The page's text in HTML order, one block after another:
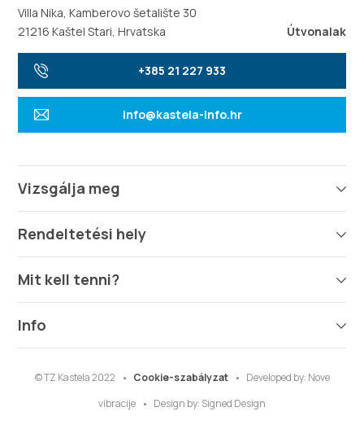
Villa Nika, Kamberovo šetalište 30
21216 Kaštel Stari, Hrvatska
Útvonalak
+385 21 227 933
info@kastela-info.hr
Vizsgálja meg
Rendeltetési hely
Mit kell tenni?
Info
© TZ Kastela 2022 Cookie-szabályzat Developed by: Nove
vibracije
Design by: Signed Design